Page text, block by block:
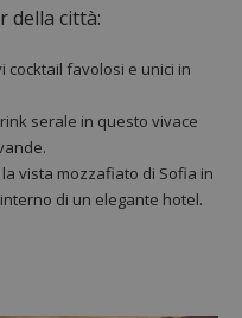
della città:
cocktail favolosi e unici in
serale in questo vivace
vista mozzafiato di Sofia in
di un elegante hotel.